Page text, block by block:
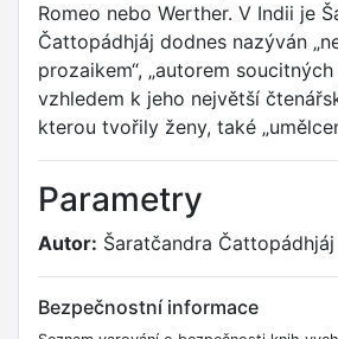
Romeo nebo Werther. V Indii je
Čattopádhjáj dodnes nazýván
prozaikem“, „autorem soucitných
vzhledem k jeho největší
kterou tvořily ženy, také
Parametry
Autor: Šaratčandra Čattopádhjáj
Bezpečnostní informace